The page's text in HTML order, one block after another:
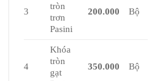
3
tròn
trơn
Pasini
200.000 Bộ
4
Khóa
tròn
gạt
350.000 Bộ